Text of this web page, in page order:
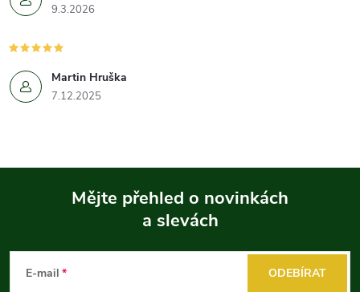
9.3.2026
Martin Hruška
7.12.2025
Mějte přehled o novinkách
a slevách
E-mail ODEBÍRAT